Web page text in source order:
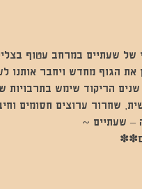
של שעתיים במרחב עטוף
את הגוף מחדש ויחבר אותנו
הריקוד שימש בתרבויות
שחרור ערוצים חסומים
– שעתיים ~